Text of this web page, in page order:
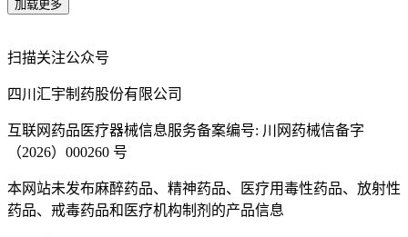
扫描关注公众号
四川汇宇制药股份有限公司
互联网药品医疗器械信息服务备案编号: 川网药械信备字
（2026）000260 号
本网站未发布麻醉药品、精神药品、医疗用毒性药品、放射性
药品、戒毒药品和医疗机构制剂的产品信息